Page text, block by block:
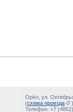
Орёл, ул.
(схема проезда
)
Телефон: +7